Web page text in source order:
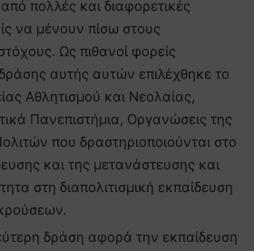
πολλές και διαφορετικές
να μένουν πίσω στους
Ως πιθανοί φορείς
αυτής αυτών επιλέχθηκε το
Αθλητισμού και Νεολαίας,
Πανεπιστήμια, Οργανώσεις της
που δραστηριοποιούνται στο
και της μετανάστευσης και
στη διαπολιτισμική εκπαίδευση
δράση αφορά την εκπαίδευση